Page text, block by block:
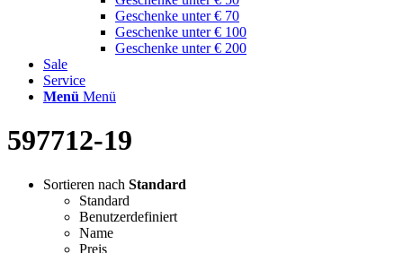
Geschenke unter € 70
Geschenke unter € 100
Geschenke unter € 200
Sale
Service
Menü Menü
597712-19
Sortieren nach Standard
Standard
Benutzerdefiniert
Name
Preis